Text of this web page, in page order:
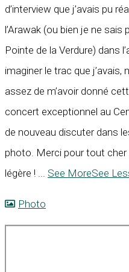
d’interview que j’avais pu
l’Arawak (ou bien je ne
Pointe de la Verdure) dans
imaginer le trac que
assez de m’avoir donné
concert exceptionnel au
de nouveau discuter dans
photo. Merci pour tout cher
légère ! ... See MoreSee
Photo